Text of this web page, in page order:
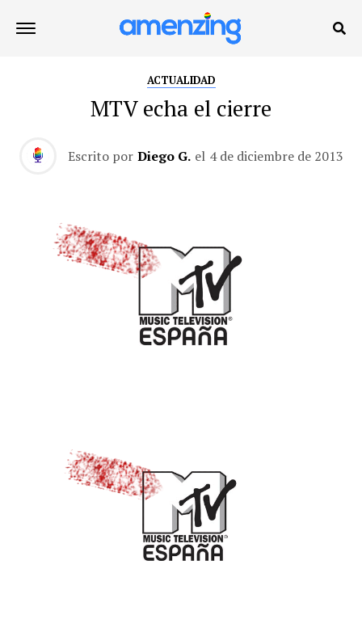
ACTUALIDAD
MTV echa el cierre
Escrito por Diego G. el 4 de diciembre de 2013